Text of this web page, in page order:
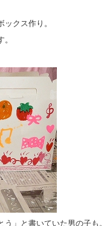
クス作り。
」と書いていた男の子も。